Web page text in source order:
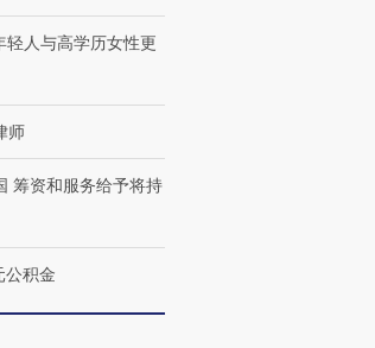
轻人与高学历女性更
师
筹资和服务给予将持
公积金